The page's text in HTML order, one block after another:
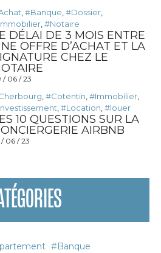
#Banque #Dossier,
, #Notaire
DÉLAI DE 3 MOIS ENTRE
OFFRE D’ACHAT ET LA
CHEZ LE
/ 06 / 23
#Cotentin #Immobilier,
#Location #louer
10 QUESTIONS SUR LA
AIRBNB
/ 06 / 23
#Banque